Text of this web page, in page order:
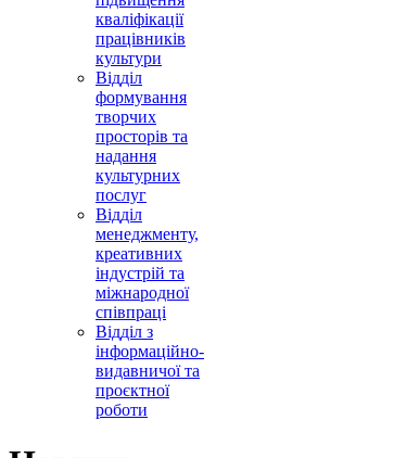
кваліфікації
працівників
культури
Відділ
формування
творчих
просторів та
надання
культурних
послуг
Відділ
менеджменту,
креативних
індустрій та
міжнародної
співпраці
Відділ з
інформаційно-
видавничої та
проєктної
роботи